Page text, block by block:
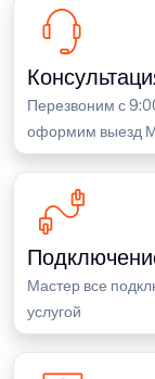
Перезвоним с
оформим выезд
Мастер все
услугой